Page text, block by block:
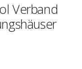
Verband